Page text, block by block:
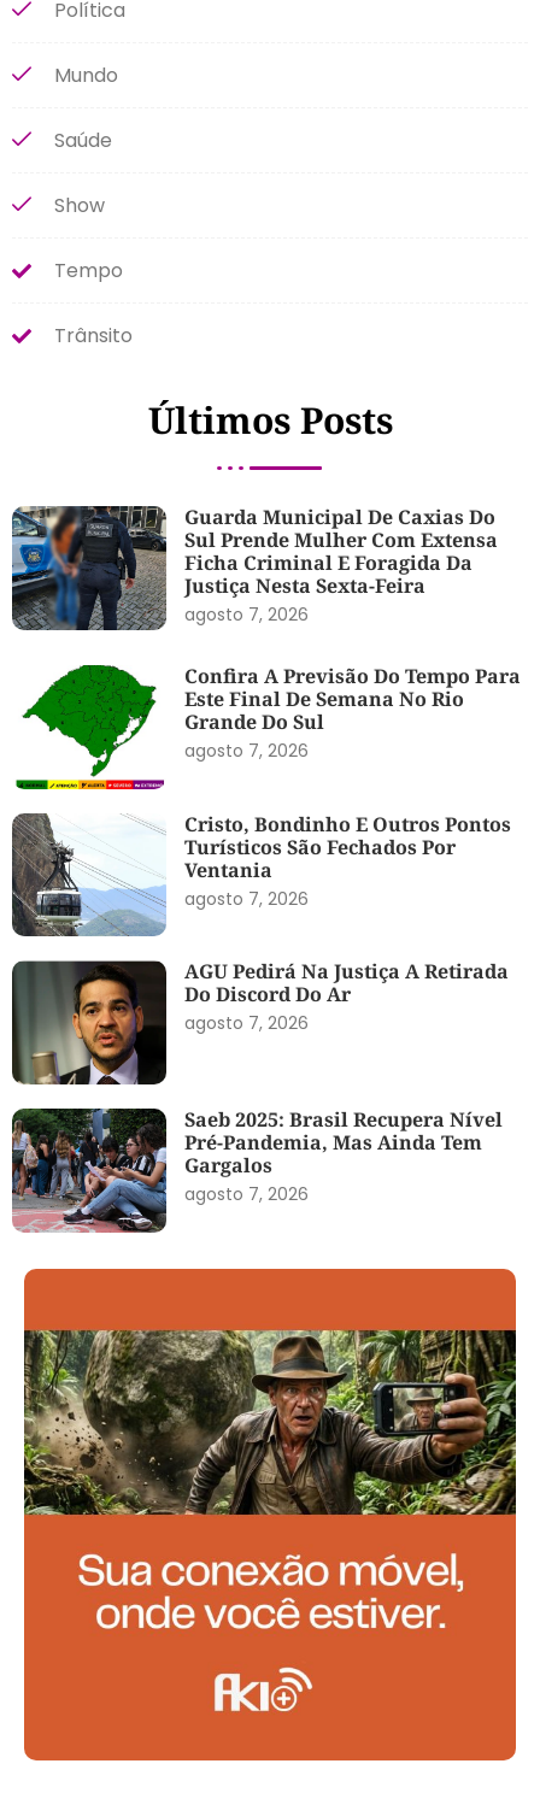
Política
Mundo
Saúde
Show
Tempo
Trânsito
Últimos Posts
Guarda Municipal De Caxias Do
Sul Prende Mulher Com Extensa
Ficha Criminal E Foragida Da
Justiça Nesta Sexta-Feira
agosto 7, 2026
Confira A Previsão Do Tempo Para
Este Final De Semana No Rio
Grande Do Sul
agosto 7, 2026
Cristo, Bondinho E Outros Pontos
Turísticos São Fechados Por
Ventania
agosto 7, 2026
AGU Pedirá Na Justiça A Retirada
Do Discord Do Ar
agosto 7, 2026
Saeb 2025: Brasil Recupera Nível
Pré-Pandemia, Mas Ainda Tem
Gargalos
agosto 7, 2026